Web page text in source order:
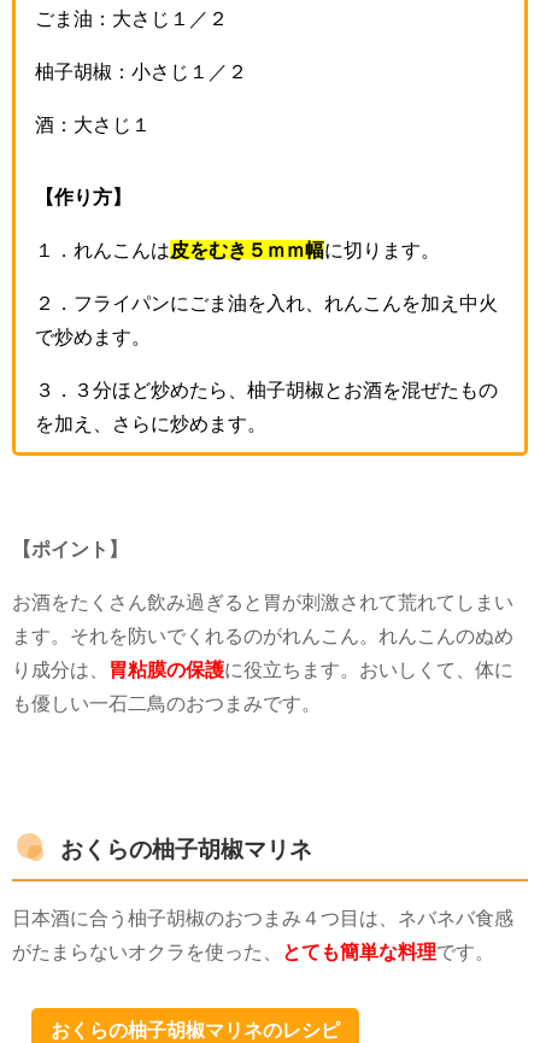
ごま油：大さじ１／２
柚子胡椒：小さじ１／２
酒：大さじ１
【作り方】
１．れんこんは皮をむき５ｍｍ幅に切ります。
２．フライパンにごま油を入れ、れんこんを加え中火
で炒めます。
３．３分ほど炒めたら、柚子胡椒とお酒を混ぜたもの
を加え、さらに炒めます。
【ポイント】
お酒をたくさん飲み過ぎると胃が刺激されて荒れてしまい
ます。それを防いでくれるのがれんこん。れんこんのぬめ
り成分は、
胃粘膜の保護に役立ちます。おいしくて、体に
も優しい一石二鳥のおつまみです。
おくらの柚子胡椒マリネ
日本酒に合う柚子胡椒のおつまみ４つ目は、ネバネバ食感
がたまらないオクラを使った、
とても簡単な料理です。
おくらの柚子胡椒マリネのレシピ